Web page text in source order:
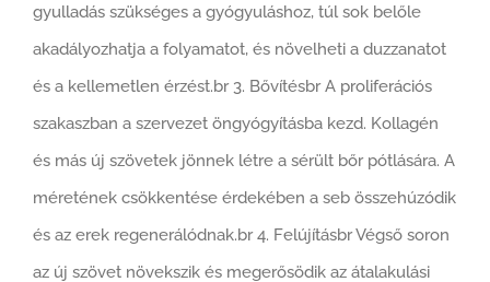
gyulladás szükséges a gyógyuláshoz, túl sok belőle
akadályozhatja a folyamatot, és növelheti a duzzanatot
és a kellemetlen érzést.br 3. Bővítésbr A proliferációs
szakaszban a szervezet öngyógyításba kezd. Kollagén
és más új szövetek jönnek létre a sérült bőr pótlására. A
méretének csökkentése érdekében a seb összehúzódik
és az erek regenerálódnak.br 4. Felújításbr Végső soron
az új szövet növekszik és megerősödik az átalakulási